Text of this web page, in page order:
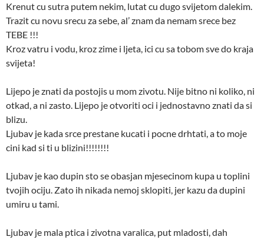
Krenut cu sutra putem nekim, lutat cu dugo svijetom dalekim.
Trazit cu novu srecu za sebe, al’ znam da nemam srece bez
TEBE !!!
Kroz vatru i vodu, kroz zime i ljeta, ici cu sa tobom sve do kraja
svijeta!
Lijepo je znati da postojis u mom zivotu. Nije bitno ni koliko, ni
otkad, a ni zasto. Lijepo je otvoriti oci i jednostavno znati da si
blizu.
Ljubav je kada srce prestane kucati i pocne drhtati, a to moje
cini kad si ti u blizini!!!!!!!!
Ljubav je kao dupin sto se obasjan mjesecinom kupa u toplini
tvojih ociju. Zato ih nikada nemoj sklopiti, jer kazu da dupini
umiru u tami.
Ljubav je mala ptica i zivotna varalica, put mladosti, dah